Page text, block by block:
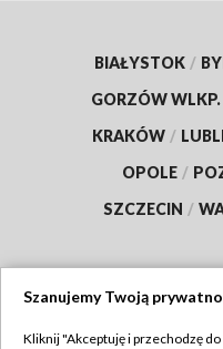
BIAŁYSTOK /
GORZÓW WLKP.
KRAKÓW /
OPOLE /
SZCZECIN /
Szanujemy Twoją
Kliknij "Akceptuję i przechodzę